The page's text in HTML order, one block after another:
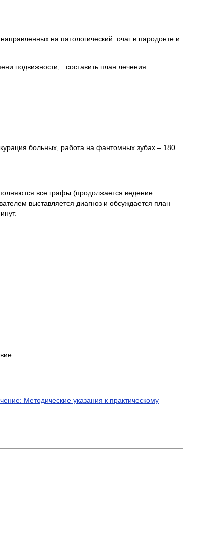
на патологический очаг в пародонте и
подвижности, составить план лечения
больных, работа на фантомных зубах – 180
все графы (продолжается ведение
выставляется диагноз и обсуждается план
Методические указания к практическому